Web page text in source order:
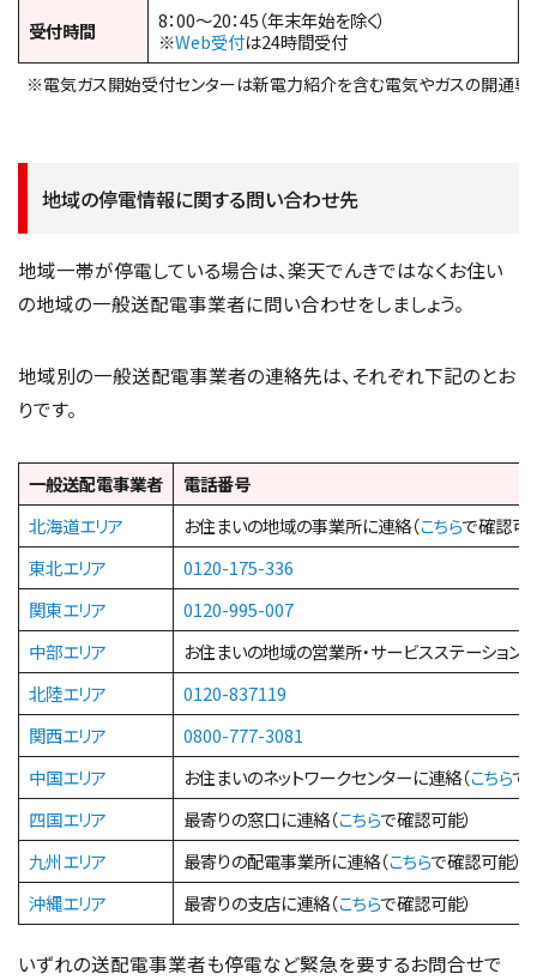
受付時間
8：00～20：45（年末年始を除く）
※Web受付は24時間受付
※電気ガス開始受付センターは新電力紹介を含む電気やガスの開通専
地域の停電情報に関する問い合わせ先
地域一帯が停電している場合は、楽天でんきではなくお住い
の地域の一般送配電事業者に問い合わせをしましょう。
地域別の一般送配電事業者の連絡先は、それぞれ下記のとお
りです。
一般送配電事業者
電話番号
北海道エリア
お住まいの地域の事業所に連絡（こちらで確認可
東北エリア
0120-175-336
関東エリア
0120-995-007
中部エリア
お住まいの地域の営業所・サービスステーション
北陸エリア
0120-837119
関西エリア
0800-777-3081
中国エリア
お住まいのネットワークセンターに連絡（こちらで
四国エリア
最寄りの窓口に連絡（こちらで確認可能）
九州エリア
最寄りの配電事業所に連絡（こちらで確認可能）
沖縄エリア
最寄りの支店に連絡（こちらで確認可能）
いずれの送配電事業者も停電など緊急を要するお問合せで